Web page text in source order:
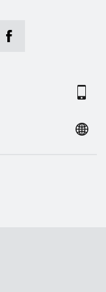
now on Instagram